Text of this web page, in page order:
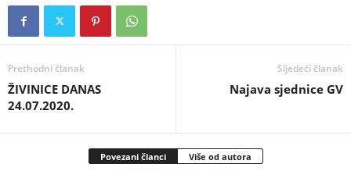
Prethodni članak
ŽIVINICE DANAS
24.07.2020.
Sljedeći članak
Najava sjednice GV
Povezani članci Više od autora